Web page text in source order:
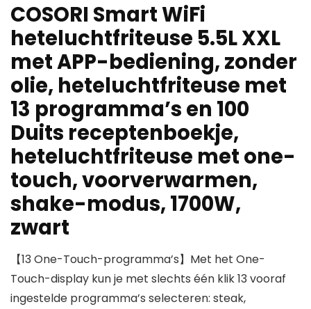
COSORI Smart WiFi
heteluchtfriteuse 5.5L XXL
met APP-bediening, zonder
olie, heteluchtfriteuse met
13 programma’s en 100
Duits receptenboekje,
heteluchtfriteuse met one-
touch, voorverwarmen,
shake-modus, 1700W,
zwart
【13 One-Touch-programma’s】Met het One-
Touch-display kun je met slechts één klik 13 vooraf
ingestelde programma’s selecteren: steak,